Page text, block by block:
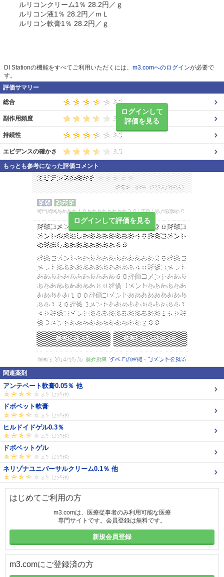
ルリコンクリーム1％ 28.2円／ｇ
ルリコン液1％ 28.2円／ｍＬ
ルリコン軟膏1％ 28.2円／ｇ
DI Stationの機能をすべてご利用いただくには、 m3.comへのログインが必要で
す。
評価サマリー
ログインして
評価を見る
総合
副作用頻度
持続性
エビデンスの確かさ
もっとも参考になった評価コメント
ログインして評価を見る
関連薬剤
アンテベート軟膏0.05％ 他
ドボベット軟膏
ヒルドイドゲル0.3％
ドボベットゲル
ネリゾナユニバーサルクリーム0.1％ 他
はじめてご利用の方
m3.comは、医療従事者のみ利用可能な医療
専門サイトです。会員登録は無料です。
新規会員登録
m3.comにご登録済の方